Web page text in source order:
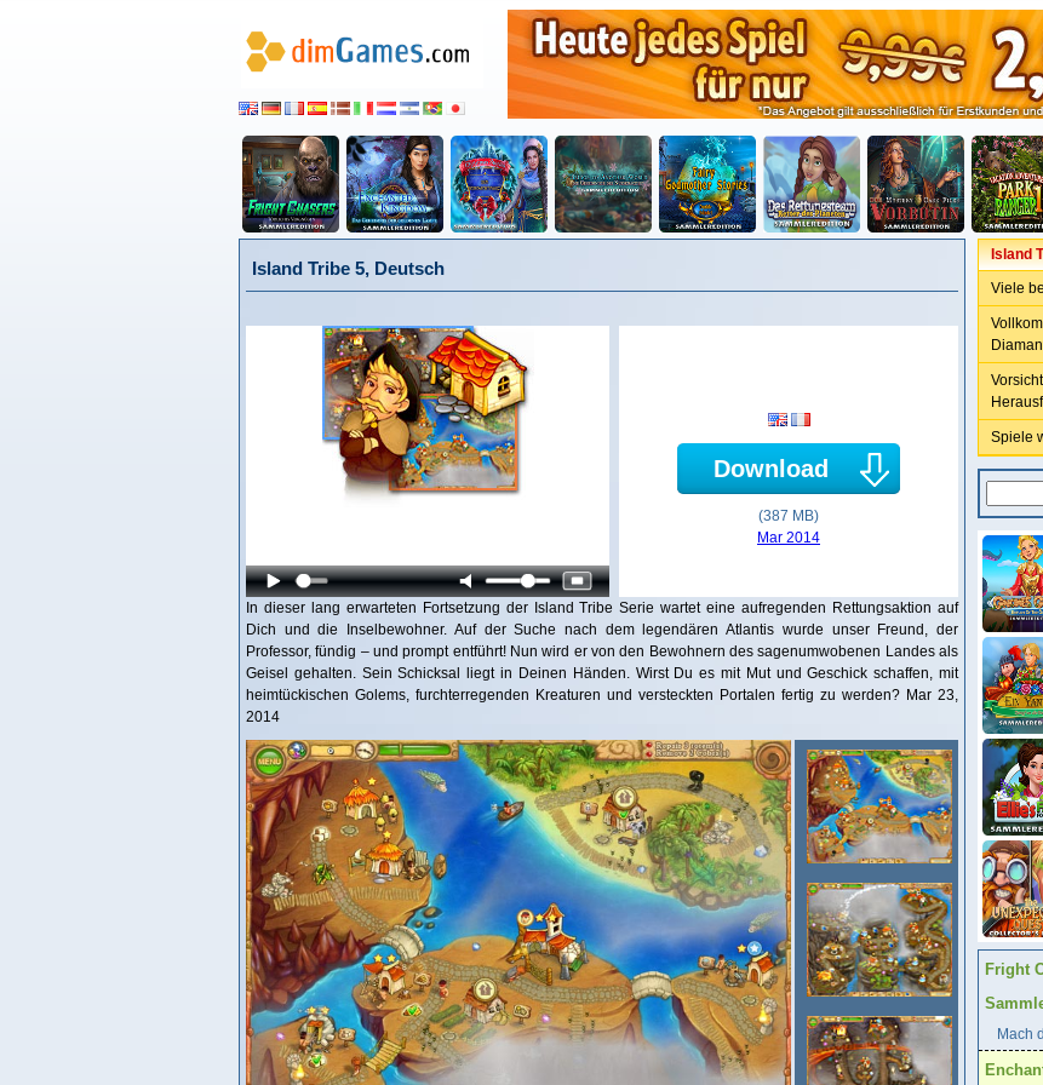
Island Tribe 5, Deutsch
Download
(387 MB)
Mar 2014
In dieser lang erwarteten Fortsetzung der Island Tribe Serie wartet eine aufregenden Rettungsaktion auf
Dich und die Inselbewohner. Auf der Suche nach dem legendären Atlantis wurde unser Freund, der
Professor, fündig – und prompt entführt! Nun wird er von den Bewohnern des sagenumwobenen Landes als
Geisel gehalten. Sein Schicksal liegt in Deinen Händen. Wirst Du es mit Mut und Geschick schaffen, mit
heimtückischen Golems, furchterregenden Kreaturen und versteckten Portalen fertig zu werden? Mar 23,
2014
Island
Viele
Spiele
Fright
Mach